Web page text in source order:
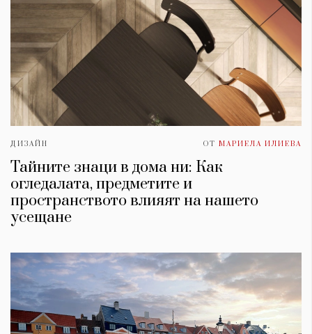
ДИЗАЙН ОТ МАРИЕЛА ИЛИЕВА
Тайните знаци в дома ни: Как
огледалата, предметите и
пространството влияят на нашето
усещане